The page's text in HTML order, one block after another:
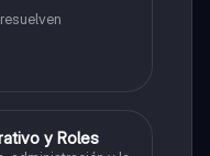
y Roles